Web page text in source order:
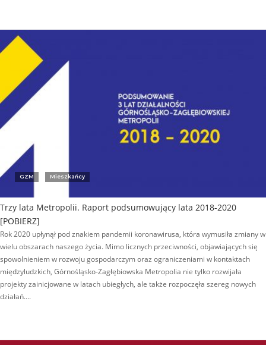
GZM Mieszkańcy
Trzy lata Metropolii. Raport podsumowujący lata 2018-2020
[POBIERZ]
Rok 2020 upłynął pod znakiem pandemii koronawirusa, która wymusiła zmiany w
wielu obszarach naszego życia. Mimo licznych przeciwności, objawiających się
spowolnieniem w rozwoju gospodarczym oraz ograniczeniami w kontaktach
międzyludzkich, Górnośląsko-Zagłębiowska Metropolia nie tylko rozwijała
projekty zainicjowane w latach ubiegłych, ale także rozpoczęła szereg nowych
działań….